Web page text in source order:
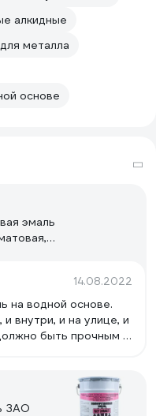
алкидные
металла
основе
эмаль
14.08.2022
на водной основе.
внутри, и на улице, и
быть прочным и
ЗАО